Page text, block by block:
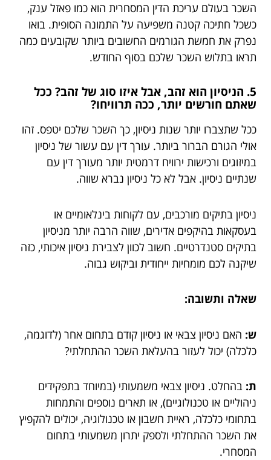
השכר בעולם עריכת הדין המסחרית הוא כמו פאזל ענק,
כשכל חתיכה קטנה משפיעה על התמונה הסופית. בואו
נפרק את חמשת הגורמים החשובים ביותר שקובעים כמה
תראו בתלוש השכר שלכם בסוף החודש.
5. הניסיון הוא זהב, אבל איזו סוג של זהב? ככל
שאתם חורשים יותר, ככה תרוויחו?
ככל שתצברו יותר שנות ניסיון, כך השכר שלכם יטפס. זהו
אולי הגורם הברור ביותר. עורך דין עם עשור של ניסיון
במיזוגים ורכישות ירוויח דרמטית יותר מעורך דין עם
שנתיים ניסיון. אבל לא כל ניסיון נברא שווה.
ניסיון בתיקים מורכבים, עם לקוחות בינלאומיים או
בעסקאות בהיקפים אדירים, שווה הרבה יותר מניסיון
בתיקים סטנדרטיים. חשוב לכוון לצבירת ניסיון איכותי, כזה
שיקנה לכם מומחיות ייחודית וביקוש גבוה.
שאלה ותשובה:
ש: האם ניסיון צבאי או ניסיון קודם בתחום אחר (לדוגמה,
כלכלה) יכול לעזור בהעלאת השכר ההתחלתי?
ת: בהחלט. ניסיון צבאי משמעותי (במיוחד בתפקידים
ניהוליים או טכנולוגיים), או תארים נוספים והתמחות
בתחומי כלכלה, ראיית חשבון או טכנולוגיה, יכולים להקפיץ
את השכר ההתחלתי ולספק יתרון משמעותי בתחום
המסחרי.